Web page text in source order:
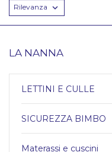
LA NANNA
LETTINI E CULLE
SICUREZZA BIMBO
Materassi e cuscini
Rilevanza 